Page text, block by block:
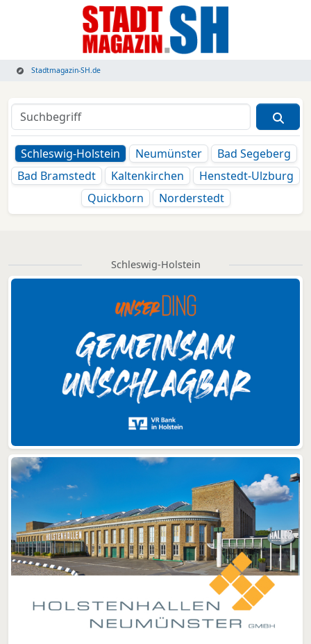
Stadtmagazin-SH.de
Schleswig-Holstein Neumünster
Bad Segeberg
Bad Bramstedt
Kaltenkirchen
Henstedt-Ulzburg
Quickborn
Norderstedt
Schleswig-Holstein